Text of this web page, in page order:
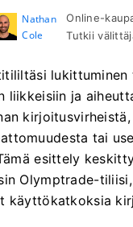
Nathan
Cole
Online-
Tutkii
liikkeisiin ja
tai
esittely
Olymptrade-
käyttökatkoksia